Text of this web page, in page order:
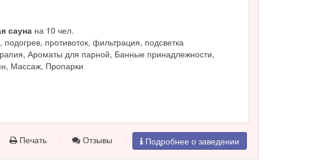
сауна на 10 чел.
противоток, фильтрация, подсветка
Ароматы для парной, Банные принадлежности,
Массаж, Пропарки
Печать Отзывы Подробнее о заведении